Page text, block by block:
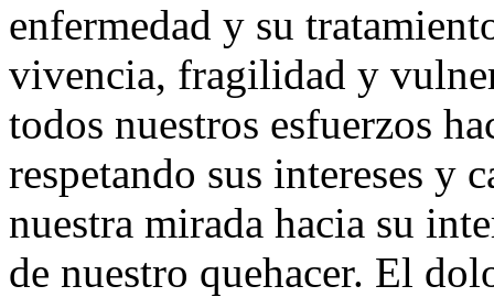
enfermedad y su
vivencia, fragilidad y
todos nuestros esfuerzos
respetando sus intereses y
nuestra mirada hacia su
de nuestro quehacer. El